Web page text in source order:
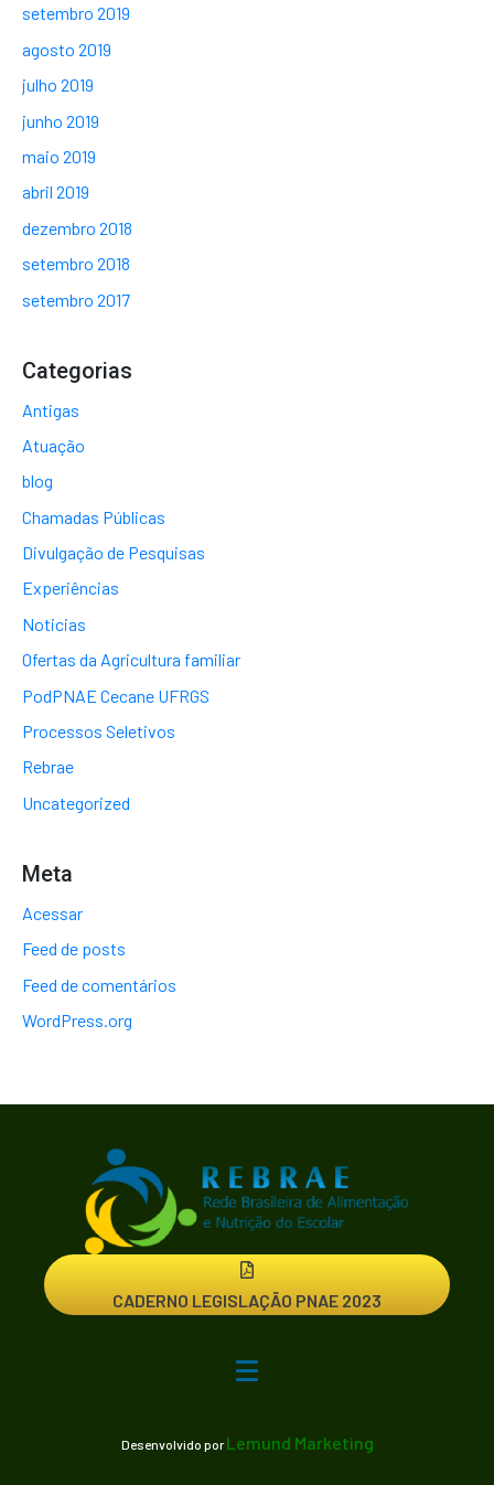
setembro 2019
agosto 2019
julho 2019
junho 2019
maio 2019
abril 2019
dezembro 2018
setembro 2018
setembro 2017
Categorias
Antigas
Atuação
blog
Chamadas Públicas
Divulgação de Pesquisas
Experiências
Noticias
Ofertas da Agricultura familiar
PodPNAE Cecane UFRGS
Processos Seletivos
Rebrae
Uncategorized
Meta
Acessar
Feed de posts
Feed de comentários
WordPress.org
CADERNO LEGISLAÇÃO PNAE 2023
Desenvolvido por Lemund Marketing